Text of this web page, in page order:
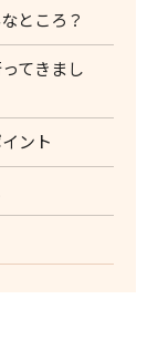
ところ？
てきまし
ント